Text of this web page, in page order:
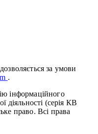
за умови
.
інформаційного
діяльності (серія КВ
право. Всі права